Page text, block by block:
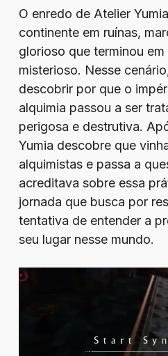
O enredo de Atelier
continente em ruínas,
glorioso que terminou
misterioso. Nesse
descobrir por que o
alquimia passou a ser
perigosa e destrutiva.
Yumia descobre que
alquimistas e passa a
acreditava sobre essa
jornada que busca por
tentativa de entender a
seu lugar nesse mundo.